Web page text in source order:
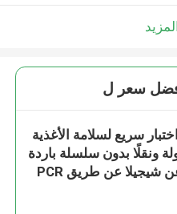
سعر ل
سريع لسلامة الأغذية
ونقلًا بدون سلسلة باردة
للكشف عن شيجيلا عن طريق PCR